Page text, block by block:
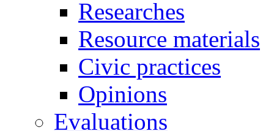
Researches
Resource materials
Civic practices
Opinions
Evaluations